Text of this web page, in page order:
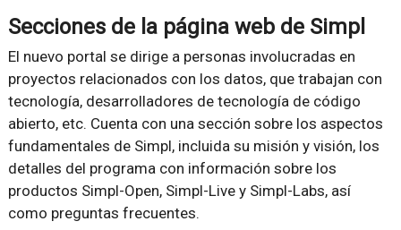
Secciones de la página web de Simpl
El nuevo portal se dirige a personas involucradas en
proyectos relacionados con los datos, que trabajan con
tecnología, desarrolladores de tecnología de código
abierto, etc. Cuenta con una sección sobre los aspectos
fundamentales de Simpl, incluida su misión y visión, los
detalles del programa con información sobre los
productos Simpl-Open, Simpl-Live y Simpl-Labs, así
como preguntas frecuentes.